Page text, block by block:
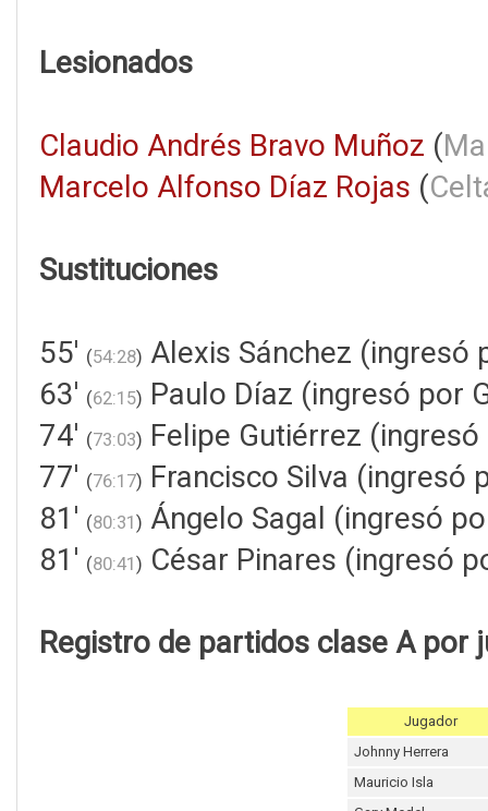
Lesionados
Claudio Andrés Bravo Muñoz (
Marcelo Alfonso Díaz Rojas (
Sustituciones
55' (54:28) Alexis Sánchez (ingresó
63' (62:15) Paulo Díaz (ingresó por
74' (73:03) Felipe Gutiérrez
77' (76:17) Francisco Silva (ingresó
81' (80:31) Ángelo Sagal (ingresó
81' (80:41) César Pinares (ingresó
Registro de partidos clase A por
Jugador
Johnny Herrera
Mauricio Isla